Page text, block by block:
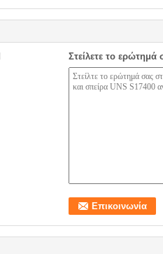
Στείλετε το ερώτημά